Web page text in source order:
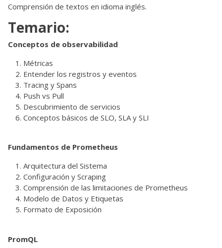
Comprensión de textos en idioma inglés.
Temario:
Conceptos de observabilidad
Métricas
Entender los registros y eventos
Tracing y Spans
Push vs Pull
Descubrimiento de servicios
Conceptos básicos de SLO, SLA y SLI
Fundamentos de Prometheus
Arquitectura del Sistema
Configuración y Scraping
Comprensión de las limitaciones de Prometheus
Modelo de Datos y Etiquetas
Formato de Exposición
PromQL